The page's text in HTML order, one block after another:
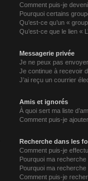
Comment puis-je
Pourquoi certains
Qu’est-ce qu’un «
Qu’est-ce que le lien «
Messagerie privée
Je ne peux pas
Je continue à recevoir
J’ai reçu un courrier
Amis et ignorés
À quoi sert ma liste
Comment puis-je
Recherche dans les
Comment puis-je
Pourquoi ma
Pourquoi ma
Comment puis-je